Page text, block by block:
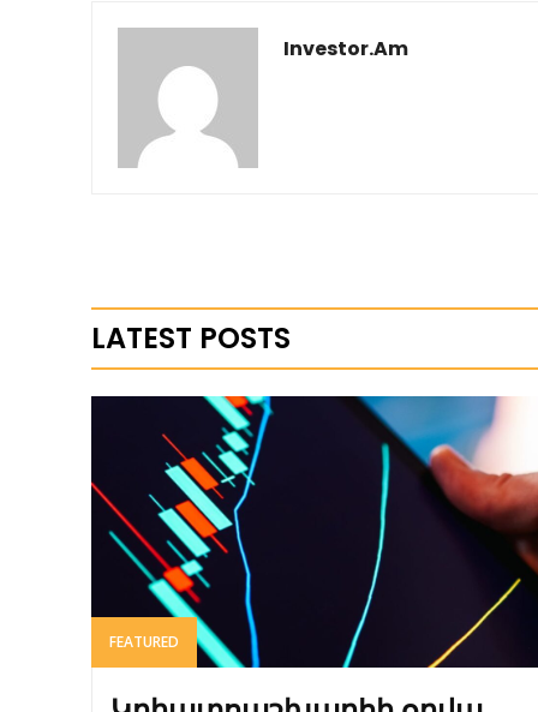
Investor.am
LATEST POSTS
FEATURED